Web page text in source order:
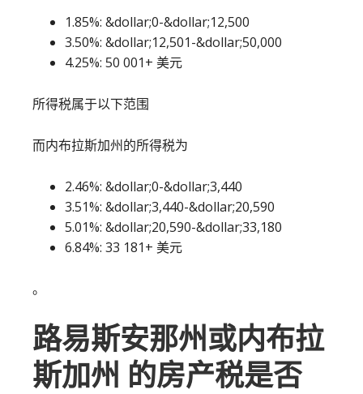
1.85%: &dollar;0-&dollar;12,500
3.50%: &dollar;12,501-&dollar;50,000
4.25%: 50 001+ 美元
所得税属于以下范围
而内布拉斯加州的所得税为
2.46%: &dollar;0-&dollar;3,440
3.51%: &dollar;3,440-&dollar;20,590
5.01%: &dollar;20,590-&dollar;33,180
6.84%: 33 181+ 美元
。
路易斯安那州或内布拉
斯加州 的房产税是否